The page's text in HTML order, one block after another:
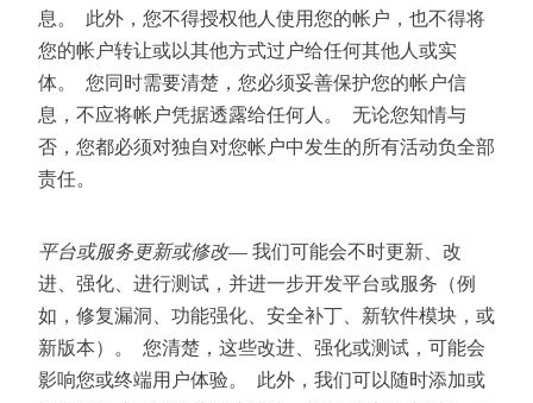
息。 此外，您不得授权他人使用您的帐户，也不得将
您的帐户转让或以其他方式过户给任何其他人或实
体。 您同时需要清楚，您必须妥善保护您的帐户信
息，不应将帐户凭据透露给任何人。 无论您知情与
否，您都必须对独自对您帐户中发生的所有活动负全部
责任。
平台或服务更新或修改— 我们可能会不时更新、改
进、强化、进行测试，并进一步开发平台或服务（例
如，修复漏洞、功能强化、安全补丁、新软件模块，或
新版本）。 您清楚，这些改进、强化或测试，可能会
影响您或终端用户体验。 此外，我们可以随时添加或